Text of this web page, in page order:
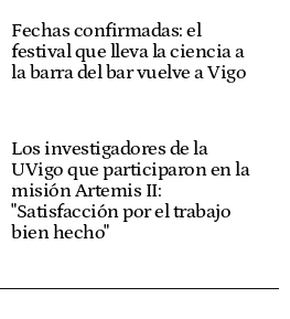
Fechas confirmadas: el
festival que lleva la ciencia a
la barra del bar vuelve a Vigo
Los investigadores de la
UVigo que participaron en la
misión Artemis II:
"Satisfacción por el trabajo
bien hecho"